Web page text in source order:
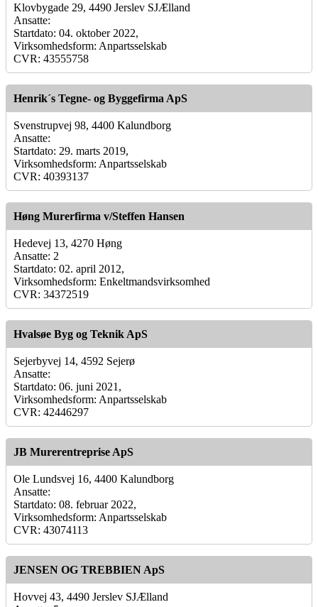
Klovbygade 29, 4490 Jerslev SJÆlland
Ansatte:
Startdato: 04. oktober 2022,
Virksomhedsform: Anpartsselskab
CVR: 43555758
Henrik´s Tegne- og Byggefirma ApS
Svenstrupvej 98, 4400 Kalundborg
Ansatte:
Startdato: 29. marts 2019,
Virksomhedsform: Anpartsselskab
CVR: 40393137
Høng Murerfirma v/Steffen Hansen
Hedevej 13, 4270 Høng
Ansatte: 2
Startdato: 02. april 2012,
Virksomhedsform: Enkeltmandsvirksomhed
CVR: 34372519
Hvalsøe Byg og Teknik ApS
Sejerbyvej 14, 4592 Sejerø
Ansatte:
Startdato: 06. juni 2021,
Virksomhedsform: Anpartsselskab
CVR: 42446297
JB Murerentreprise ApS
Ole Lundsvej 16, 4400 Kalundborg
Ansatte:
Startdato: 08. februar 2022,
Virksomhedsform: Anpartsselskab
CVR: 43074113
JENSEN OG TREBBIEN ApS
Hovvej 43, 4490 Jerslev SJÆlland